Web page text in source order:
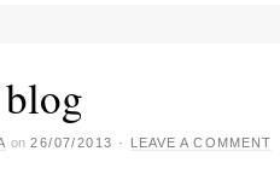
on 26/07/2013 · LEAVE A COMMENT